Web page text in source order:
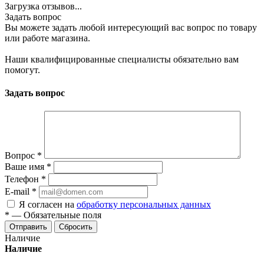
Загрузка отзывов...
Задать вопрос
Вы можете задать любой интересующий вас вопрос по товару
или работе магазина.
Наши квалифицированные специалисты обязательно вам
помогут.
Задать вопрос
Вопрос *
Ваше имя *
Телефон *
E-mail *
Я согласен на обработку персональных данных
* — Обязательные поля
Отправить Сбросить
Наличие
Наличие